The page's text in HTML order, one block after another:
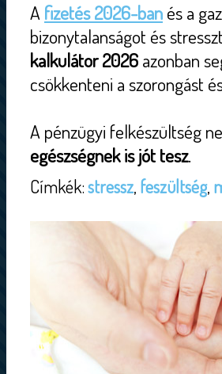
A fizetés 2026-ban és a
bizonytalanságot és
kalkulátor 2026 azonban
csökkenteni a szorongást
A pénzügyi felkészültség
egészségnek is jót tesz.
Címkék:stressz, feszültség,